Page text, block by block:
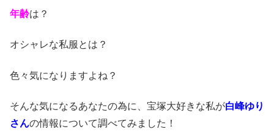
年齢は？
オシャレな私服とは？
色々気になりますよね？
そんな気になるあなたの為に、宝塚大好きな私が白峰ゆり
さんの情報について調べてみました！